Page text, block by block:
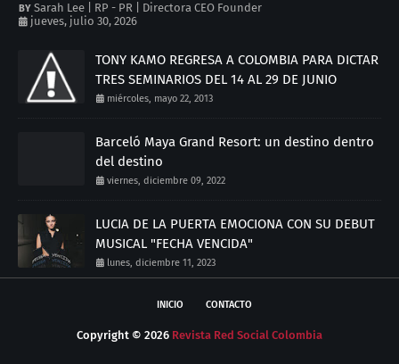
Sarah Lee | RP - PR | Directora CEO Founder
jueves, julio 30, 2026
TONY KAMO REGRESA A COLOMBIA PARA DICTAR
TRES SEMINARIOS DEL 14 AL 29 DE JUNIO
miércoles, mayo 22, 2013
Barceló Maya Grand Resort: un destino dentro
del destino
viernes, diciembre 09, 2022
LUCIA DE LA PUERTA EMOCIONA CON SU DEBUT
MUSICAL "FECHA VENCIDA"
lunes, diciembre 11, 2023
INICIO CONTACTO
Copyright © 2026 Revista Red Social Colombia